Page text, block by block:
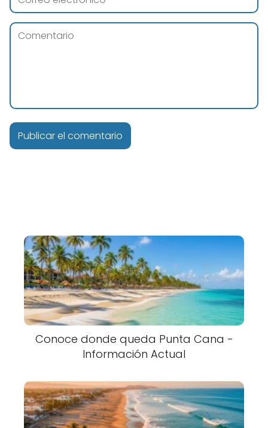
Conoce donde queda Punta Cana -
Información Actual